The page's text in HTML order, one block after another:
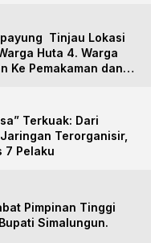
Tinjau Lokasi
Huta 4. Warga
Ke Pemakaman dan
Terkuak: Dari
Terorganisir,
7 Pelaku
Pimpinan Tinggi
Simalungun.